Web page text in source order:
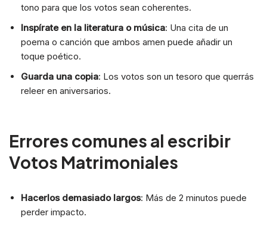
tono para que los votos sean coherentes.
Inspírate en la literatura o música: Una cita de un
poema o canción que ambos amen puede añadir un
toque poético.
Guarda una copia: Los votos son un tesoro que querrás
releer en aniversarios.
Errores comunes al escribir
Votos Matrimoniales
Hacerlos demasiado largos: Más de 2 minutos puede
perder impacto.